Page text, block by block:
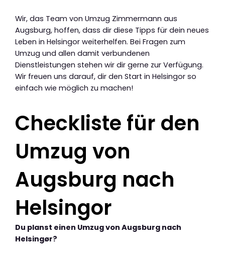
Wir, das Team von Umzug Zimmermann aus
Augsburg, hoffen, dass dir diese Tipps für dein neues
Leben in Helsingor weiterhelfen. Bei Fragen zum
Umzug und allen damit verbundenen
Dienstleistungen stehen wir dir gerne zur Verfügung.
Wir freuen uns darauf, dir den Start in Helsingor so
einfach wie möglich zu machen!
Checkliste für den
Umzug von
Augsburg nach
Helsingor
Du planst einen Umzug von Augsburg nach
Helsingør?